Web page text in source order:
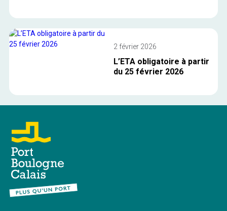
2 février 2026
L’ETA obligatoire à partir
du 25 février 2026